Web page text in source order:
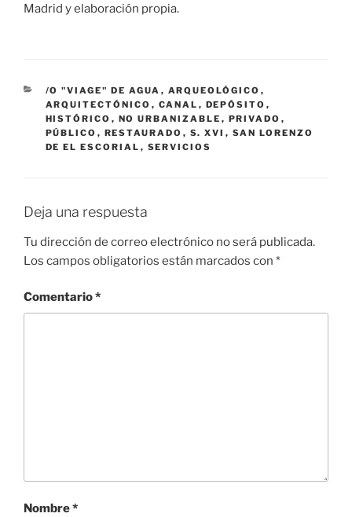
Madrid y elaboración propia.
CATEGORÍAS
/O "VIAGE" DE AGUA , ARQUEOLÓGICO ,
ARQUITECTÓNICO , CANAL , DEPÓSITO ,
HISTÓRICO , NO URBANIZABLE , PRIVADO ,
PÚBLICO , RESTAURADO , S. XVI , SAN LORENZO
DE EL ESCORIAL , SERVICIOS
Deja una respuesta
Tu dirección de correo electrónico no será publicada.
Los campos obligatorios están marcados con *
Comentario*
Nombre*